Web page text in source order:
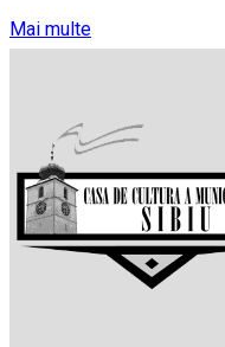
Mai multe